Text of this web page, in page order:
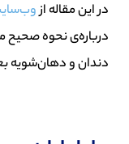
در این مقاله از
درباره‌ی نحوه صحیح
دندان و دهان‌شویه